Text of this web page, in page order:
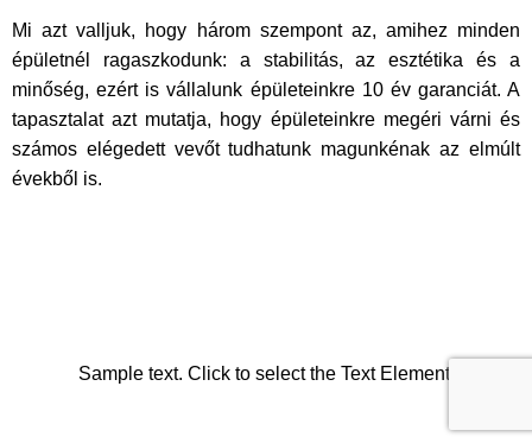
Mi azt valljuk, hogy három szempont az, amihez minden
épületnél ragaszkodunk: a stabilitás, az esztétika és a
minőség, ezért is vállalunk épületeinkre 10 év garanciát. A
tapasztalat azt mutatja, hogy épületeinkre megéri várni és
számos elégedett vevőt tudhatunk magunkénak az elmúlt
évekből is.
Sample text. Click to select the Text Element.